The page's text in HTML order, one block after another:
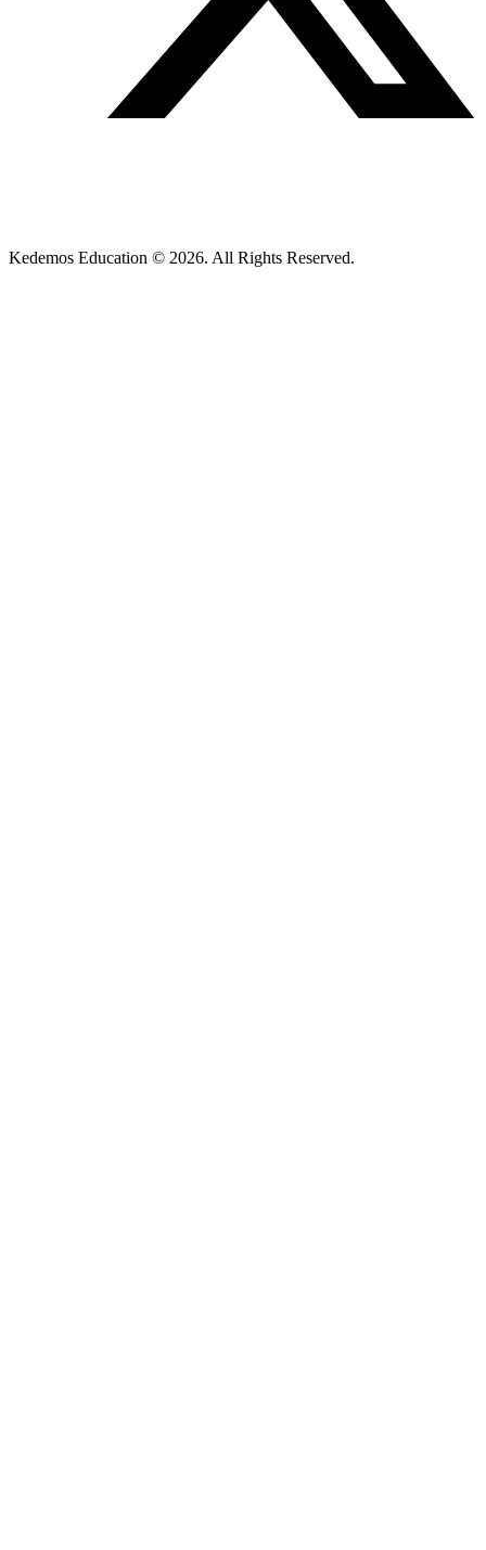
Kedemos Education © 2026. All Rights Reserved.